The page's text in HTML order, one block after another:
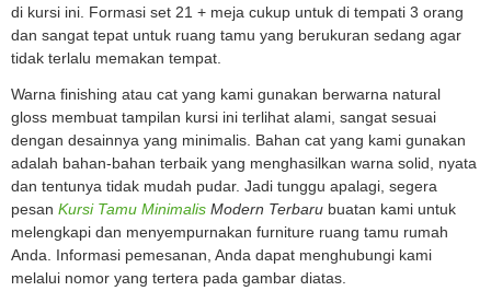
di kursi ini. Formasi set 21 + meja cukup untuk di tempati 3 orang
dan sangat tepat untuk ruang tamu yang berukuran sedang agar
tidak terlalu memakan tempat.
Warna finishing atau cat yang kami gunakan berwarna natural
gloss membuat tampilan kursi ini terlihat alami, sangat sesuai
dengan desainnya yang minimalis. Bahan cat yang kami gunakan
adalah bahan-bahan terbaik yang menghasilkan warna solid, nyata
dan tentunya tidak mudah pudar. Jadi tunggu apalagi, segera
pesan Kursi Tamu Minimalis Modern Terbaru buatan kami untuk
melengkapi dan menyempurnakan furniture ruang tamu rumah
Anda. Informasi pemesanan, Anda dapat menghubungi kami
melalui nomor yang tertera pada gambar diatas.